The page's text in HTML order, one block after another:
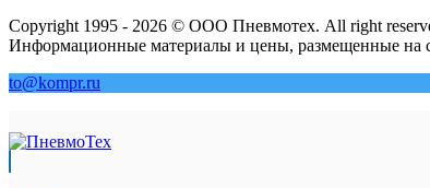
Copyright 1995 - 2026 © ООО Пневмотех. All right
Информационные материалы и цены, размещенные на
to@kompr.ru